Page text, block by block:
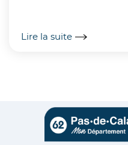
Lire la suite